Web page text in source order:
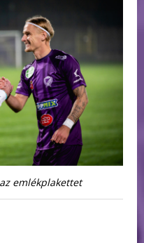
emlékplakettet